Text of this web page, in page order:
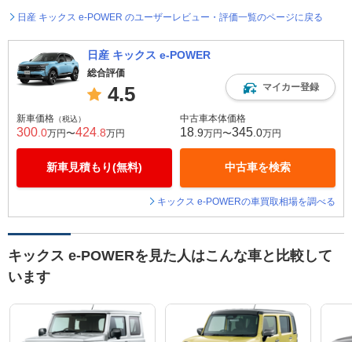
日産 キックス e-POWER のユーザーレビュー・評価一覧のページに戻る
日産 キックス e-POWER
総合評価
4.5 マイカー登録
新車価格 （税込）
300 .0万円〜424 .8万円
新車見積もり(無料)
中古車本体価格
18 .9万円〜345 .0万円
中古車を検索
キックス e-POWERの車買取相場を調べる
キックス e-POWERを見た人はこんな車と比較して
います